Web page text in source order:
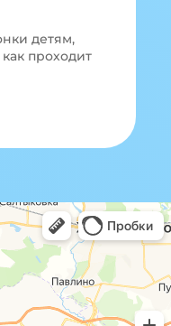
детям,
проходит